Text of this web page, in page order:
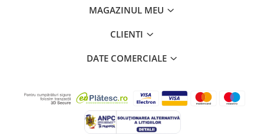
MAGAZINUL MEU
CLIENTI
DATE COMERCIALE